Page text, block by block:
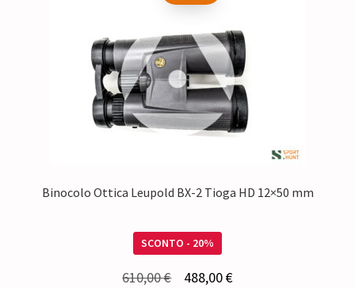
Binocolo Ottica Leupold BX-2 Tioga HD 12×50 mm
SCONTO - 20%
610,00€ 488,00€Il